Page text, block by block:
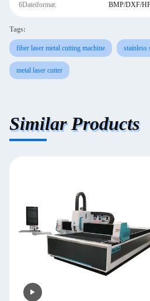
6Dateiformat: BMP/DXF/
Tags:
fiber laser metal cutting machine stainless
metal laser cutter
Similar Products